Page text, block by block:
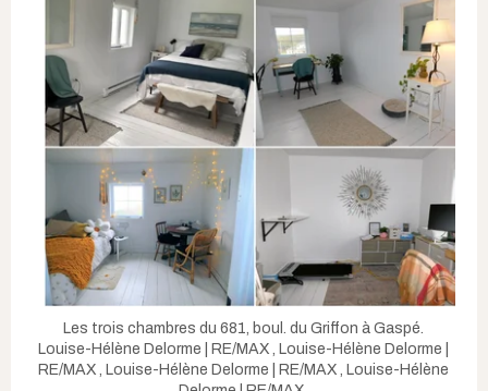
Les trois chambres du 681, boul. du Griffon à Gaspé.
Louise-Hélène Delorme | RE/MAX
Louise-Hélène Delorme |
RE/MAX
Louise-Hélène Delorme | RE/MAX
Louise-Hélène